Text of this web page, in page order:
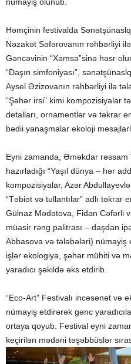
Həmçinin festivalda
Nəzakət Səfərovanın rəhbərliyi
Gəncəvinin “Xəmsə”sinə həsr
“Daşın simfoniyası”,
Aysel Əzizovanın rəhbərliyi ilə
“Şəhər irsi” kimi kompozisiyalar
detalları, ornamentlər və təkrar
bədii yanaşmalar ekoloji
Eyni zamanda, Əməkdar
hazırladığı “Yaşıl dünya – hər
kompozisiyalar, Azər
“Təbiət və tullantılar” adlı təkrar
Gülnaz Mədətova, Fidan Cəfərli
müasir rəng palitrası – daşdan
Abbasova və tələbələri) nümayiş
işlər ekologiya, şəhər mühiti və
yaradıcı şəkildə əks etdirib.
“Eco-Art” Festivalı incəsənət və
nümayiş etdirərək gənc
ortaya qoyub. Festival eyni
keçirilən mədəni təşəbbüslər